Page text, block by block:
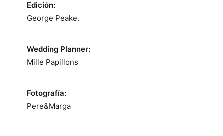
Edición:
George Peake.
Wedding Planner:
Mille Papillons
Fotografía:
Pere&Marga